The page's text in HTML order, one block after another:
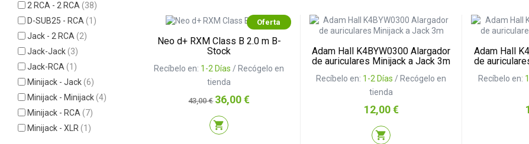
2 RCA - 2 RCA(38)
D-SUB25 - RCA(1)
Jack - 2 RCA(2)
Jack-Jack(3)
Jack-RCA(1)
Minijack - Jack(6)
Minijack - Minijack(4)
Minijack - RCA(7)
Minijack - XLR(1)
Oferta
Neo d+ RXM Class B 2.0 m B-
Stock
Recíbelo en: 1-2 Días/ Recógelo en
tienda
Precio
base
43,00 € Precio
36,00 €
shopping_cart
Adam Hall K4BYW0300 Alargador
de auriculares Minijack a Jack 3m
Recíbelo en: 1-2 Días / Recógelo en
tienda
Precio
12,00 €
shopping_cart
Adam Hall
de
Recíbelo en: